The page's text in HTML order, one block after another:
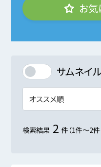
お
サムネイ
検索結果 2 件（1件～2件